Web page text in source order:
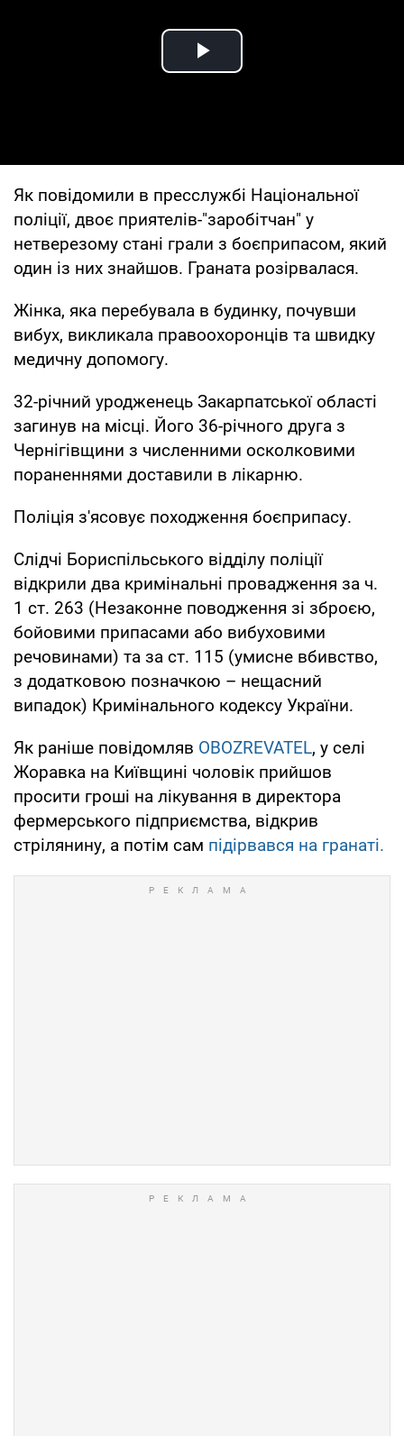
Play Video
Як повідомили в пресслужбі Національної
поліції, двоє приятелів-"заробітчан" у
нетверезому стані грали з боєприпасом, який
один із них знайшов. Граната розірвалася.
Жінка, яка перебувала в будинку, почувши
вибух, викликала правоохоронців та швидку
медичну допомогу.
32-річний уродженець Закарпатської області
загинув на місці. Його 36-річного друга з
Чернігівщини з численними осколковими
пораненнями доставили в лікарню.
Поліція з'ясовує походження боєприпасу.
Слідчі Бориспільського відділу поліції
відкрили два кримінальні провадження за ч.
1 ст. 263 (Незаконне поводження зі зброєю,
бойовими припасами або вибуховими
речовинами) та за ст. 115 (умисне вбивство,
з додатковою позначкою – нещасний
випадок) Кримінального кодексу України.
Як раніше повідомляв OBOZREVATEL, у селі
Жоравка на Київщині чоловік прийшов
просити гроші на лікування в директора
фермерського підприємства, відкрив
стрілянину, а потім сам підірвався на гранаті.